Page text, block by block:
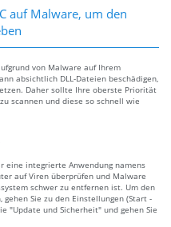
auf Malware, um den
von Malware auf Ihrem
absichtlich DLL-Dateien beschädigen,
Daher sollte Ihre oberste Priorität
scannen und diese so schnell wie
eine integrierte Anwendung namens
auf Viren überprüfen und Malware
schwer zu entfernen ist. Um den
Sie zu den Einstellungen (Start -
"Update und Sicherheit" und gehen Sie